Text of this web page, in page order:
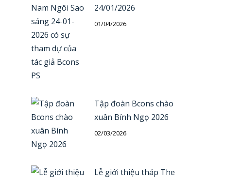
24/01/2026
01/04/2026
Tập đoàn Bcons chào
xuân Bính Ngọ 2026
02/03/2026
Lễ giới thiệu tháp The